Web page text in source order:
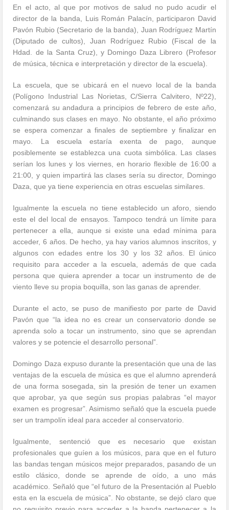
En el acto, al que por motivos de salud no pudo acudir el
director de la banda, Luis Román Palacín, participaron David
Pavón Rubio (Secretario de la banda), Juan Rodríguez Martín
(Diputado de cultos), Juan Rodríguez Rubio (Fiscal de la
Hdad. de la Santa Cruz), y Domingo Daza Librero (Profesor
de música, técnica e interpretación y director de la escuela).
La escuela, que se ubicará en el nuevo local de la banda
(Polígono Industrial Las Norietas, C/Sierra Calvitero, Nº22),
comenzará su andadura a principios de febrero de este año,
culminando sus clases en mayo. No obstante, el año próximo
se espera comenzar a finales de septiembre y finalizar en
mayo. La escuela estaría exenta de pago, aunque
posiblemente se establezca una cuota simbólica. Las clases
serían los lunes y los viernes, en horario flexible de 16:00 a
21:00, y quien impartirá las clases sería su director, Domingo
Daza, que ya tiene experiencia en otras escuelas similares.
Igualmente la escuela no tiene establecido un aforo, siendo
este el del local de ensayos. Tampoco tendrá un límite para
pertenecer a ella, aunque si existe una edad mínima para
acceder, 6 años. De hecho, ya hay varios alumnos inscritos, y
algunos con edades entre los 30 y los 32 años. El único
requisito para acceder a la escuela, además de que cada
persona que quiera aprender a tocar un instrumento de de
viento lleve su propia boquilla, son las ganas de aprender.
Durante el acto, se puso de manifiesto por parte de David
Pavón que “la idea no es crear un conservatorio donde se
aprenda solo a tocar un instrumento, sino que se aprendan
valores y se potencie el desarrollo personal”.
Domingo Daza expuso durante la presentación que una de las
ventajas de la escuela de música es que el alumno aprenderá
de una forma sosegada, sin la presión de tener un examen
que aprobar, ya que según sus propias palabras “el mayor
examen es progresar”. Asimismo señaló que la escuela puede
ser un trampolín ideal para acceder al conservatorio.
Igualmente, sentenció que es necesario que existan
profesionales que guíen a los músicos, para que en el futuro
las bandas tengan músicos mejor preparados, pasando de un
estilo clásico, donde se aprende de oído, a uno más
académico. Señaló que “el futuro de la Presentación al Pueblo
esta en la escuela de música”. No obstante, se dejó claro que